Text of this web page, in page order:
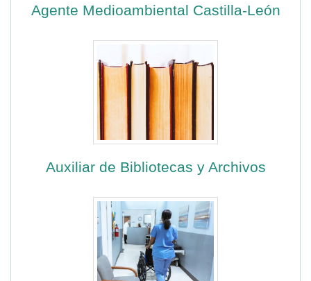
Agente Medioambiental Castilla-León
Auxiliar de Bibliotecas y Archivos